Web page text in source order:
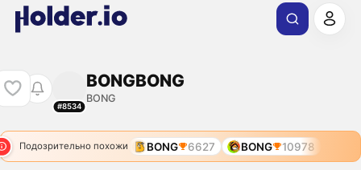
#8534
BONGBONG
BONG
Подозрительно похожи BONG 6627 BONG 10978